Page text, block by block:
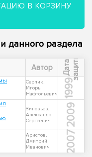
В КОРЗИНУ
данного раздела
Автор Д
а
т
а
з
а
щ
и
т ы
Серпик,
Игорь
Нафтольевич
1999
Зиновьев,
Александр
Сергеевич
2009
Аристов,
Дмитрий
Иванович
2007